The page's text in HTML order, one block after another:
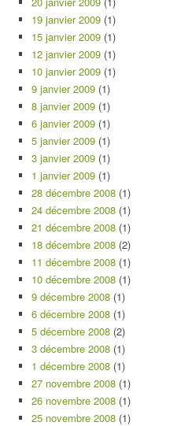
19 janvier 2009 (1)
15 janvier 2009 (1)
12 janvier 2009 (1)
10 janvier 2009 (1)
9 janvier 2009 (1)
8 janvier 2009 (1)
6 janvier 2009 (1)
5 janvier 2009 (1)
3 janvier 2009 (1)
1 janvier 2009 (1)
28 décembre 2008 (1)
24 décembre 2008 (1)
21 décembre 2008 (1)
18 décembre 2008 (2)
11 décembre 2008 (1)
10 décembre 2008 (1)
9 décembre 2008 (1)
6 décembre 2008 (1)
5 décembre 2008 (2)
3 décembre 2008 (1)
1 décembre 2008 (1)
27 novembre 2008 (1)
26 novembre 2008 (1)
25 novembre 2008 (1)